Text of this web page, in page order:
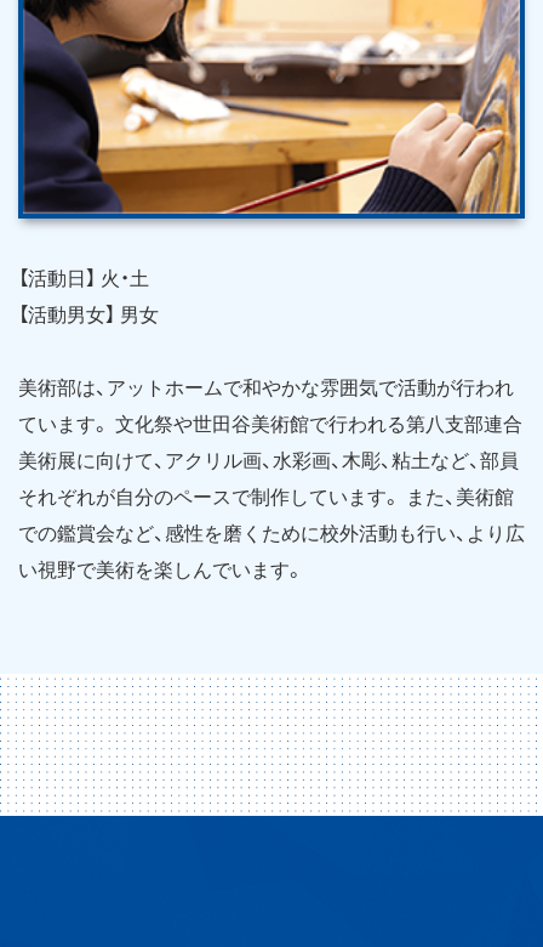
【活動日】 火・土
【活動男女】 男女
美術部は、アットホームで和やかな雰囲気で活動が行われ
ています。 文化祭や世田谷美術館で行われる第八支部連合
美術展に向けて、アクリル画、水彩画、木彫、粘土など、部員
それぞれが自分のペースで制作しています。 また、美術館
での鑑賞会など、感性を磨くために校外活動も行い、より広
い視野で美術を楽しんでいます。